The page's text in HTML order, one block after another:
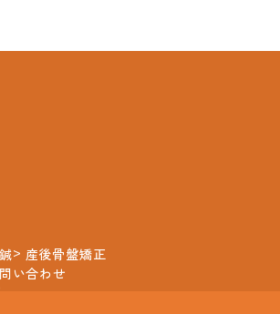
産後骨盤矯正
い合わせ